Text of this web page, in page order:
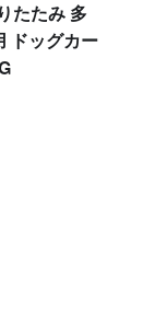
たたみ 多
ドッグカー